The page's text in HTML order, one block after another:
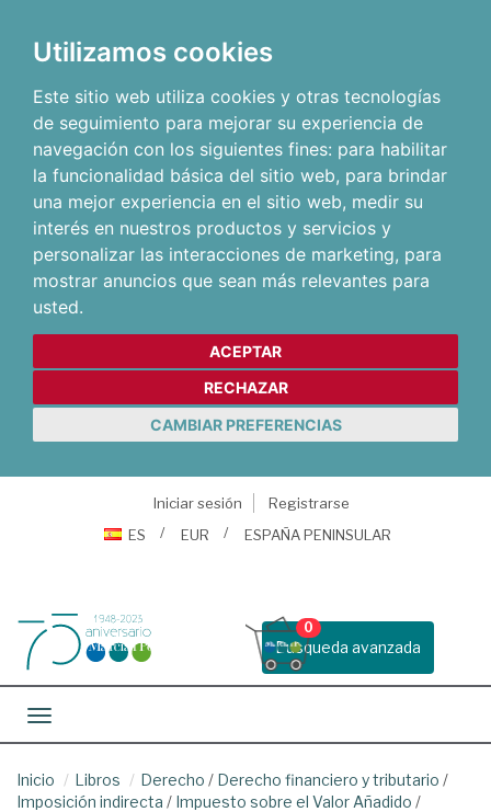
Utilizamos cookies
Este sitio web utiliza cookies y otras tecnologías
de seguimiento para mejorar su experiencia de
navegación con los siguientes fines: para habilitar
la funcionalidad básica del sitio web, para brindar
una mejor experiencia en el sitio web, medir su
interés en nuestros productos y servicios y
personalizar las interacciones de marketing, para
mostrar anuncios que sean más relevantes para
usted.
ACEPTAR
RECHAZAR
CAMBIAR PREFERENCIAS
Iniciar sesión
Registrarse
ES
EUR ESPAÑA PENINSULAR
Busqueda avanzada
0
Toggle navigation
Inicio Libros Derecho / Derecho financiero y tributario /
Imposición indirecta / Impuesto sobre el Valor Añadido /